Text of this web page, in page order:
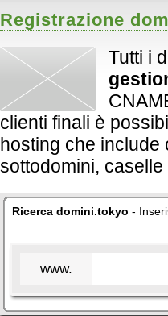
Registrazione
Tutti i
clienti finali è
hosting che include
sottodomini,
Ricerca domini.tokyo -
www.